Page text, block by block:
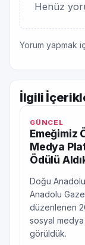
Henüz
Yorum yapmak
İlgili
GÜNCEL
Emeğimiz
Medya
Ödülü
Doğu
Anadolu
düzenlenen
sosyal
görüldük.